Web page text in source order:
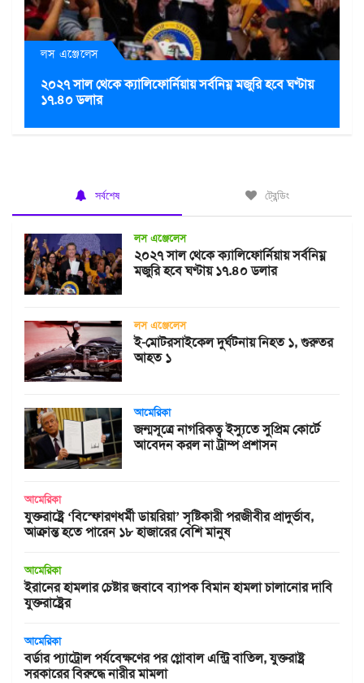
লস এঞ্জেলেস
২০২৭ সাল থেকে ক্যালিফোর্নিয়ায় সর্বনিম্ন মজুরি হবে ঘণ্টায়
১৭.৪০ ডলার
সর্বশেষ ট্রেন্ডিং
লস এঞ্জেলেস
২০২৭ সাল থেকে ক্যালিফোর্নিয়ায় সর্বনিম্ন
মজুরি হবে ঘণ্টায় ১৭.৪০ ডলার
লস এঞ্জেলেস
ই-মোটরসাইকেল দুর্ঘটনায় নিহত ১, গুরুতর
আহত ১
আমেরিকা
জন্মসূত্রে নাগরিকত্ব ইস্যুতে সুপ্রিম কোর্টে
আবেদন করল না ট্রাম্প প্রশাসন
আমেরিকা
যুক্তরাষ্ট্রে ‘বিস্ফোরণধর্মী ডায়রিয়া’ সৃষ্টিকারী পরজীবীর প্রাদুর্ভাব,
আক্রান্ত হতে পারেন ১৮ হাজারের বেশি মানুষ
আমেরিকা
ইরানের হামলার চেষ্টার জবাবে ব্যাপক বিমান হামলা চালানোর দাবি
যুক্তরাষ্ট্রের
আমেরিকা
বর্ডার প্যাট্রোল পর্যবেক্ষণের পর গ্লোবাল এন্ট্রি বাতিল, যুক্তরাষ্ট্র
সরকারের বিরুদ্ধে নারীর মামলা